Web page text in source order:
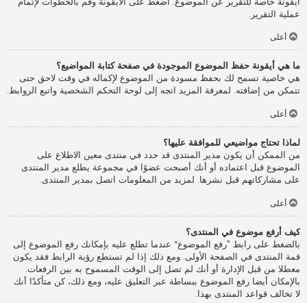
عملية التقرير.
أعلى
ما هي أيقونة حفظ الموضوع الموجودة في صفحة كتابة المواضيع؟
هي خاصية تسمح لك بحفظ مسودة من الموضوع لإكماله في وقت لاحق حتى
تتمكن من إضافته. لمعرفة المزيد اتجه إلى لوحة التحكم الشخصية واتبع الروابط.
أعلى
لماذا تحتاج مواضيعي للموافقة عليها؟
من الممكن أن يكون مدير المنتدى قد حدد في منتدى معين الاطلاع على
الموضوع قبل اعتماده أو أنك أصبحت عضوًا في مجموعة يطلع مدير المنتدى
على مشاركاتهم قبل نشرها. لمزيد من المعلومات اتصل بمدير المنتدى.
أعلى
كيف أرفع موضوع في المنتدى؟
بالضغط على رابط ”رفع الموضوع“ عندما تطلع عليه بإمكانك رفع الموضوع إلى
قمة المنتدى في الصفحة الأولى. ومع ذلك إذا لم تستطع رؤية الرابط فقد يكون
معطلا من قبل الإدارة أو أنك لم تصل إلى الوقت المسموح به بين الرفعات.
بالإمكان أيضا رفع الموضوع ببساطة عبر التعليق عليه، ومع ذلك، كن متأكدًا أنك
لا تخالف قواعد المنتدى بهذا.